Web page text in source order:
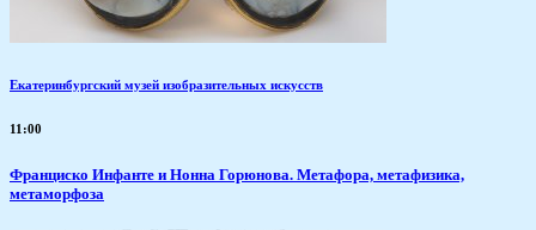
Екатеринбургский музей изобразительных искусств
11:00
Франциско Инфанте и Нонна Горюнова. Метафора, метафизика,
метаморфоза